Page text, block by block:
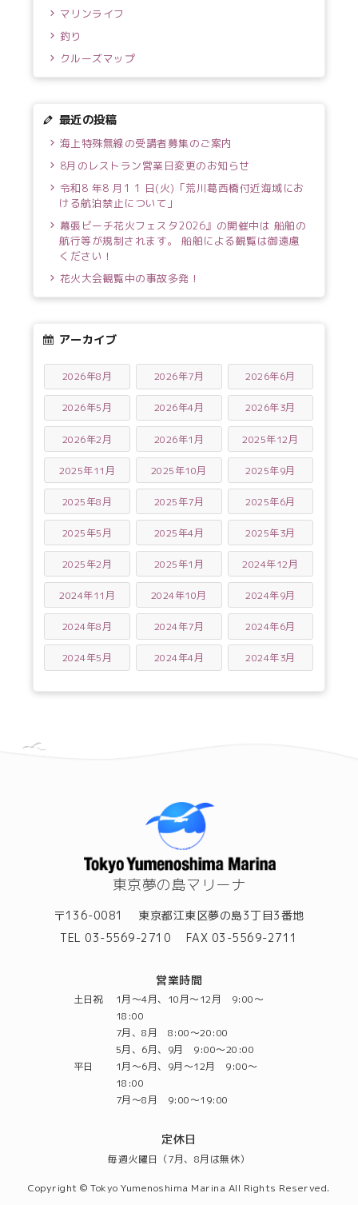
マリンライフ
釣り
クルーズマップ
最近の投稿
海上特殊無線の受講者募集のご案内
8月のレストラン営業日変更のお知らせ
令和8 年8 月1 1 日(火)「荒川葛西橋付近海域にお
ける航泊禁止について」
幕張ビーチ花火フェスタ2026』の開催中は 船舶の
航行等が規制されます。 船舶による観覧は御遠慮
ください！
花火大会観覧中の事故多発！
アーカイブ
2026年8月 2026年7月 2026年6月
2026年5月 2026年4月 2026年3月
2026年2月 2026年1月 2025年12月
2025年11月 2025年10月 2025年9月
2025年8月 2025年7月 2025年6月
2025年5月 2025年4月 2025年3月
2025年2月 2025年1月 2024年12月
2024年11月 2024年10月 2024年9月
2024年8月 2024年7月 2024年6月
2024年5月 2024年4月 2024年3月
東京夢の島マリーナ
〒136-0081
東京都江東区夢の島3丁目3番地
TEL 03-5569-2710
FAX 03-5569-2711
営業時間
土日祝
1月～4月、10月～12月 9:00～
18:00
7月、8月 8:00～20:00
5月、6月、9月 9:00～20:00
平日
1月～6月、9月～12月 9:00～
18:00
7月～8月 9:00～19:00
定休日
毎週火曜日（7月、8月は無休）
Copyright © Tokyo Yumenoshima Marina All Rights Reserved.